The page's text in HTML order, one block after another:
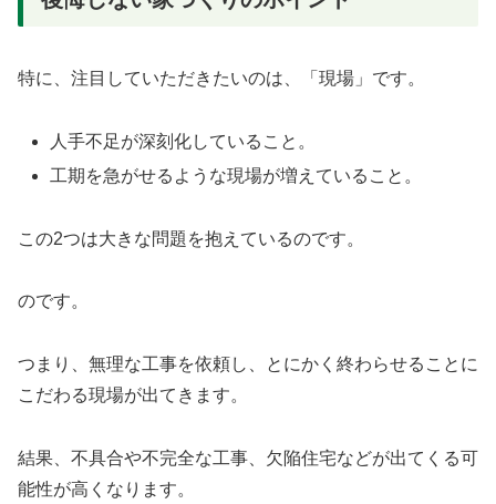
特に、注目していただきたいのは、「現場」です。
人手不足が深刻化していること。
工期を急がせるような現場が増えていること。
この2つは大きな問題を抱えているのです。
のです。
つまり、無理な工事を依頼し、とにかく終わらせることに
こだわる現場が出てきます。
結果、不具合や不完全な工事、欠陥住宅などが出てくる可
能性が高くなります。